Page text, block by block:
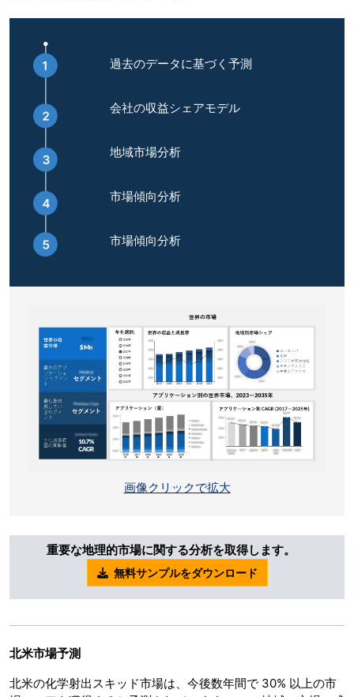
過去のデータに基づく予測
会社の収益シェアモデル
地域市場分析
市場傾向分析
市場傾向分析
画像クリックで拡大
重要な地理的市場に関する分析を取得します。
無料サンプルをダウンロード
北米市場予測
北米の化学射出スキッド市場は、今後数年間で 30% 以上の市